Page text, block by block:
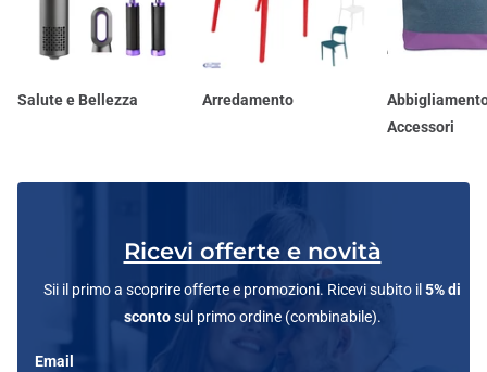
Salute e Bellezza Arredamento
Accessori
Ricevi offerte e novità
Sii il primo a scoprire offerte e promozioni. Ricevi subito il 5% di
scontosul primo ordine (combinabile).
Email